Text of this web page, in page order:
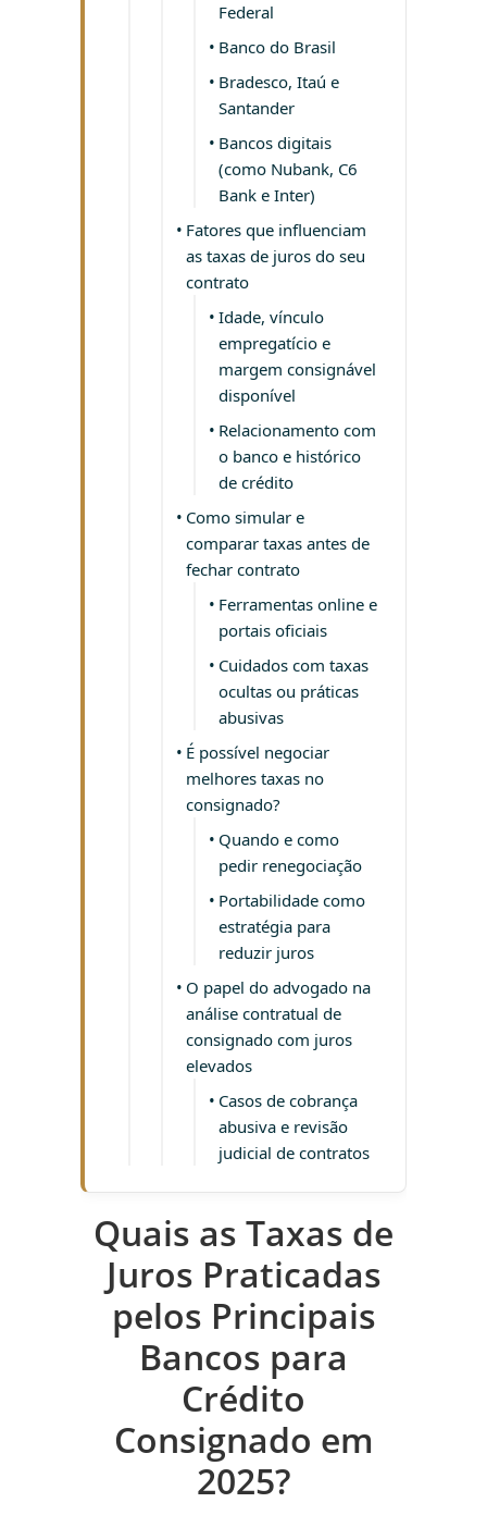
Federal
Banco do Brasil
Bradesco, Itaú e
Santander
Bancos digitais
(como Nubank, C6
Bank e Inter)
Fatores que influenciam
as taxas de juros do seu
contrato
Idade, vínculo
empregatício e
margem consignável
disponível
Relacionamento com
o banco e histórico
de crédito
Como simular e
comparar taxas antes de
fechar contrato
Ferramentas online e
portais oficiais
Cuidados com taxas
ocultas ou práticas
abusivas
É possível negociar
melhores taxas no
consignado?
Quando e como
pedir renegociação
Portabilidade como
estratégia para
reduzir juros
O papel do advogado na
análise contratual de
consignado com juros
elevados
Casos de cobrança
abusiva e revisão
judicial de contratos
Quais as Taxas de
Juros Praticadas
pelos Principais
Bancos para
Crédito
Consignado em
2025?